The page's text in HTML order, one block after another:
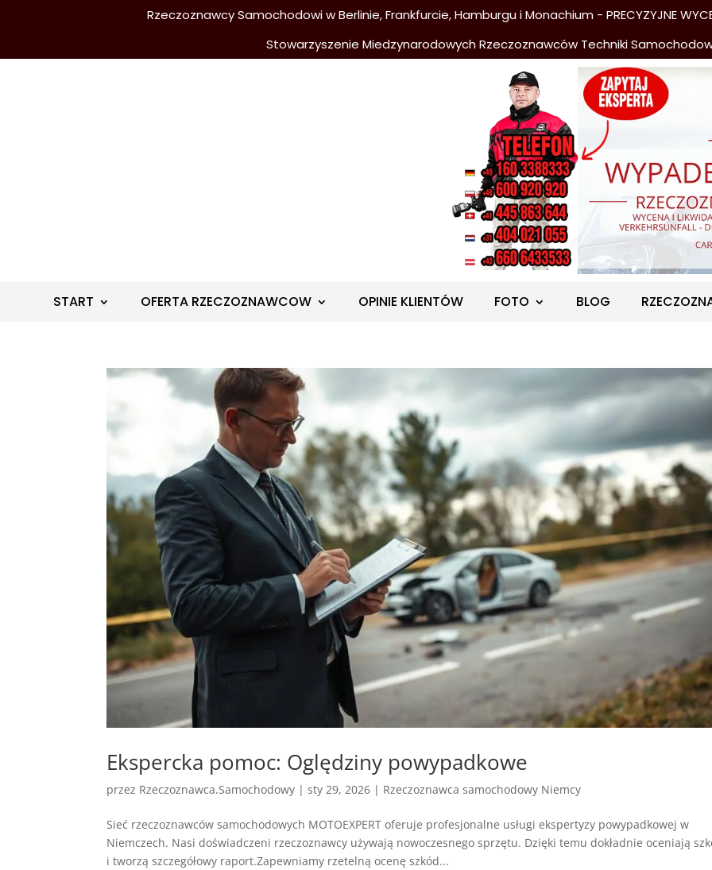
Rzeczoznawcy Samochodowi w Berlinie, Frankfurcie, Hamburgu i Monachium - PRECYZYJNE
Stowarzyszenie Miedzynarodowych Rzeczoznawców Techniki
START OFERTA RZECZOZNAWCOW OPINIE KLIENTÓW FOTO BLOG
Ekspercka pomoc: Oględziny powypadkowe
przez Rzeczoznawca.Samochodowy |sty 29, 2026 | Rzeczoznawca samochodowy Niemcy
Sieć rzeczoznawców samochodowych MOTOEXPERT oferuje profesjonalne usługi ekspertyzy powypadkowej w
Niemczech. Nasi doświadczeni rzeczoznawcy używają nowoczesnego sprzętu. Dzięki temu dokładnie oceniają
i tworzą szczegółowy raport.Zapewniamy rzetelną ocenę szkód...